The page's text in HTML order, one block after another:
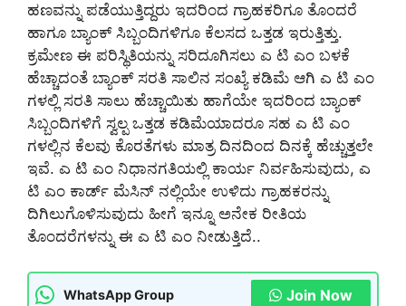
ಹಣವನ್ನು ಪಡೆಯುತ್ತಿದ್ದರು ಇದರಿಂದ ಗ್ರಾಹಕರಿಗೂ ತೊಂದರೆ
ಹಾಗೂ ಬ್ಯಾಂಕ್ ಸಿಬ್ಬಂದಿಗಳಿಗೂ ಕೆಲಸದ ಒತ್ತಡ ಇರುತ್ತಿತ್ತು.
ಕ್ರಮೇಣ ಈ ಪರಿಸ್ಥಿತಿಯನ್ನು ಸರಿದೂಗಿಸಲು ಎ ಟಿ ಎಂ ಬಳಕೆ
ಹೆಚ್ಚಾದಂತೆ ಬ್ಯಾಂಕ್ ಸರತಿ ಸಾಲಿನ ಸಂಖ್ಯೆ ಕಡಿಮೆ ಆಗಿ ಎ ಟಿ ಎಂ
ಗಳಲ್ಲಿ ಸರತಿ ಸಾಲು ಹೆಚ್ಚಾಯಿತು ಹಾಗೆಯೇ ಇದರಿಂದ ಬ್ಯಾಂಕ್
ಸಿಬ್ಬಂದಿಗಳಿಗೆ ಸ್ವಲ್ಪ ಒತ್ತಡ ಕಡಿಮೆಯಾದರೂ ಸಹ ಎ ಟಿ ಎಂ
ಗಳಲ್ಲಿನ ಕೆಲವು ಕೊರತೆಗಳು ಮಾತ್ರ ದಿನದಿಂದ ದಿನಕ್ಕೆ ಹೆಚ್ಚುತ್ತಲೇ
ಇವೆ. ಎ ಟಿ ಎಂ ನಿಧಾನಗತಿಯಲ್ಲಿ ಕಾರ್ಯ ನಿರ್ವಹಿಸುವುದು, ಎ
ಟಿ ಎಂ ಕಾರ್ಡ್ ಮೆಸಿನ್ ನಲ್ಲಿಯೇ ಉಳಿದು ಗ್ರಾಹಕರನ್ನು
ದಿಗಿಲುಗೊಳಿಸುವುದು ಹೀಗೆ ಇನ್ನೂ ಅನೇಕ ರೀತಿಯ
ತೊಂದರೆಗಳನ್ನು ಈ ಎ ಟಿ ಎಂ ನೀಡುತ್ತಿದೆ..
WhatsApp Group Join Now